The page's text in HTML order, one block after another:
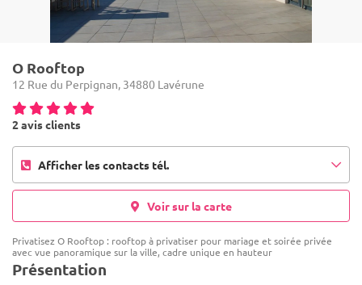
O Rooftop
12 Rue du Perpignan, 34880 Lavérune
2 avis clients
Afficher les contacts tél.
Voir sur la carte
Privatisez O Rooftop : rooftop à privatiser pour mariage et soirée privée
avec vue panoramique sur la ville, cadre unique en hauteur
Présentation